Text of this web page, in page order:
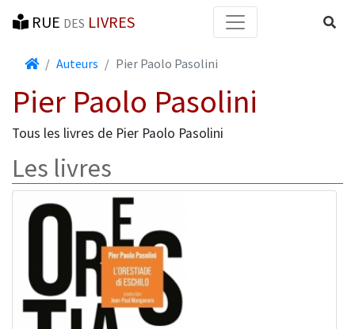
RUE DES LIVRES
AccueilAuteurs Pier Paolo Pasolini
Pier Paolo Pasolini
Tous les livres de Pier Paolo Pasolini
Les livres